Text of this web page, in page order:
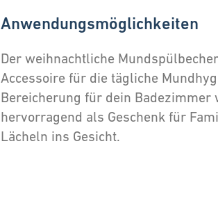
Anwendungsmöglichkeiten
Der weihnachtliche
Accessoire für die tägliche
Bereicherung für dein Badezimmer
hervorragend als Geschenk für
Lächeln ins Gesicht.